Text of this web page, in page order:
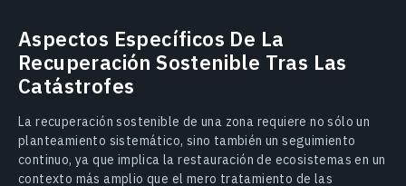
Aspectos Específicos De La
Recuperación Sostenible Tras Las
Catástrofes
La recuperación sostenible de una zona requiere no sólo un
planteamiento sistemático, sino también un seguimiento
continuo, ya que implica la restauración de ecosistemas en un
contexto más amplio que el mero tratamiento de las